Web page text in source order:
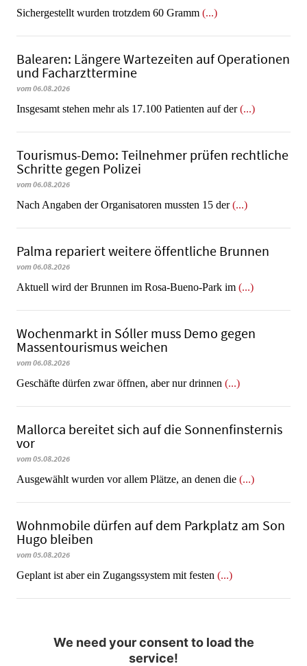
​​​​​​​Sichergestellt wurden trotzdem 60 Gramm (...)
Balearen: Längere Wartezeiten auf Operationen
und Facharzttermine
vom 06.08.2026
Insgesamt stehen mehr als 17.100 Patienten auf der(...)
Tourismus-Demo: Teilnehmer prüfen rechtliche
Schritte gegen Polizei
vom 06.08.2026
Nach Angaben der Organisatoren mussten 15 der(...)
Palma repariert weitere öffentliche Brunnen
vom 06.08.2026
Aktuell wird der Brunnen im Rosa-Bueno-Park im (...)
Wochenmarkt in Sóller muss Demo gegen
Massentourismus weichen
vom 06.08.2026
Geschäfte dürfen zwar öffnen, aber nur drinnen (...)
Mallorca bereitet sich auf die Sonnenfinsternis
vor
vom 05.08.2026
Ausgewählt wurden vor allem Plätze, an denen die (...)
Wohnmobile dürfen auf dem Parkplatz am Son
Hugo bleiben
vom 05.08.2026
Geplant ist aber ein Zugangssystem mit festen (...)
We need your consent to load the
service!